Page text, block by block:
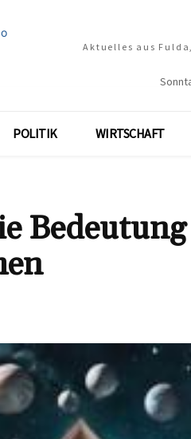
Aktuelles aus
POLITIK WIRTSCHAFT